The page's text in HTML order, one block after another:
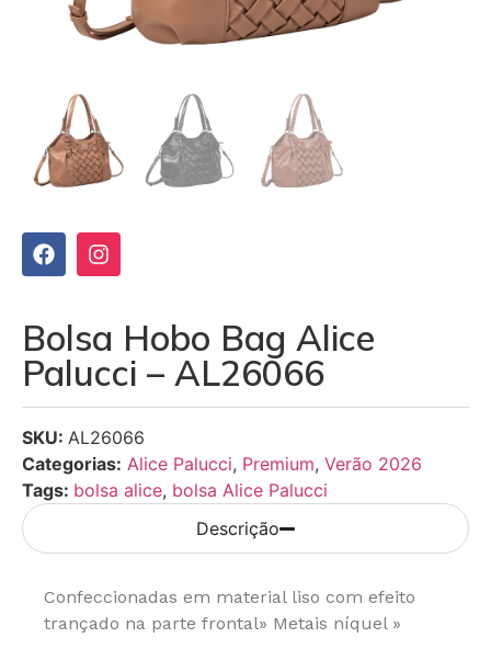
Bolsa Hobo Bag Alice
Palucci – AL26066
SKU: AL26066
Categorias: Alice Palucci, Premium, Verão 2026
Tags: bolsa alice, bolsa Alice Palucci
Descrição
Confeccionadas em material liso com efeito
trançado na parte frontal» Metais níquel »